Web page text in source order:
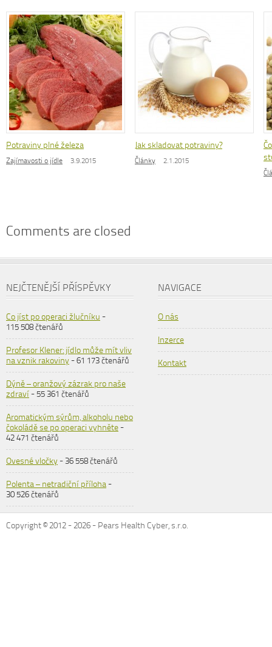
Potraviny plné železa
Zajímavosti o jídle 3.9.2015
Jak skladovat potraviny?
Články 2.1.2015
Comments are closed
NEJČTENĚJŠÍ PŘÍSPĚVKY
Co jíst po operaci žlučníku -
115 508 čtenářů
Profesor Klener: jídlo může mít vliv
na vznik rakoviny- 61 173 čtenářů
Dýně – oranžový zázrak pro naše
zdraví- 55 361 čtenářů
Aromatickým sýrům, alkoholu nebo
čokoládě se po operaci vyhněte-
42 471 čtenářů
Ovesné vločky- 36 558 čtenářů
Polenta – netradiční příloha-
30 526 čtenářů
NAVIGACE
O nás
Inzerce
Kontakt
Copyright © 2012 -2026 - Pears Health Cyber, s.r.o.